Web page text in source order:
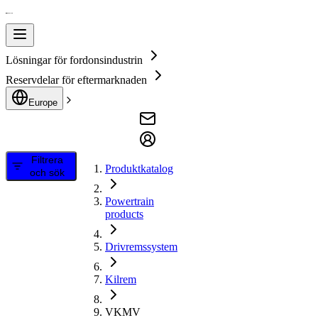
Lösningar för fordonsindustrin
Reservdelar för eftermarknaden
Europe
Filtrera
och sök
Produktkatalog
Powertrain
products
Drivremssystem
Kilrem
VKMV